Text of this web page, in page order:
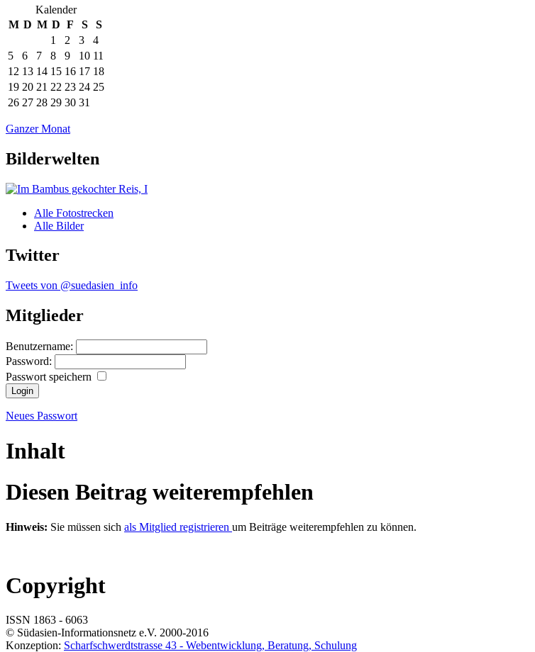
Kalender
M D M D F S
S
1
2 3
4
5
6 7 8 9 10 11
12 13 14 15 16 17 18
19 20 21 22 23 24 25
26 27 28 29 30 31
Ganzer Monat
Bilderwelten
Alle Fotostrecken
Alle Bilder
Twitter
Tweets von @suedasien_info
Mitglieder
Benutzername:
Password:
Passwort speichern
Neues Passwort
Inhalt
Diesen Beitrag weiterempfehlen
Hinweis: Sie müssen sich als Mitglied registrieren um Beiträge weiterempfehlen zu können.
Copyright
ISSN 1863 - 6063
© Südasien-Informationsnetz e.V. 2000-2016
Konzeption: Scharfschwerdtstrasse 43 - Webentwicklung, Beratung, Schulung